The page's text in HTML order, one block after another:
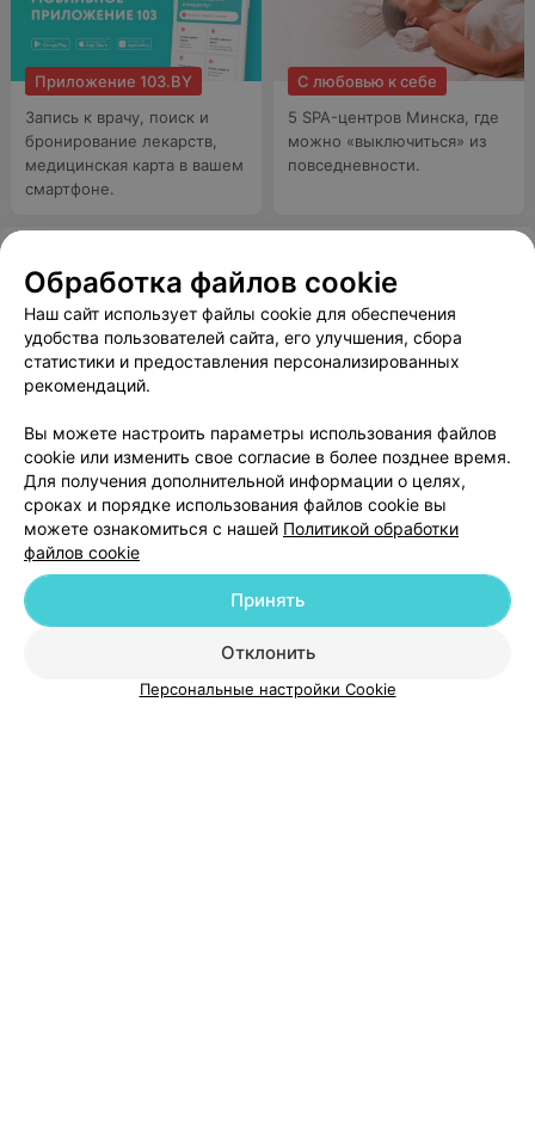
Приложение 103.BY
Запись к врачу, поиск и
бронирование лекарств,
медицинская карта в вашем
смартфоне.
С любовью к себе
5 SPA-центров Минска, где
можно «выключиться» из
повседневности.
KRISTL
Минск, ул. Петра Мстиславца, 5 до 21:00
САЛОН КРАСОТЫ
Абакосан
Минск, пр-т Независимости, 131 до 21:00
Добавить компанию
Обработка файлов cookie
Наш сайт использует файлы cookie для обеспечения
удобства пользователей сайта, его улучшения, сбора
статистики и предоставления персонализированных
рекомендаций.
Вы можете настроить параметры использования файлов
cookie или изменить свое согласие в более позднее время.
Для получения дополнительной информации о целях,
сроках и порядке использования файлов cookie вы
можете ознакомиться с нашей Политикой обработки
файлов cookie
Отклонить
Принять
Персональные настройки Cookie